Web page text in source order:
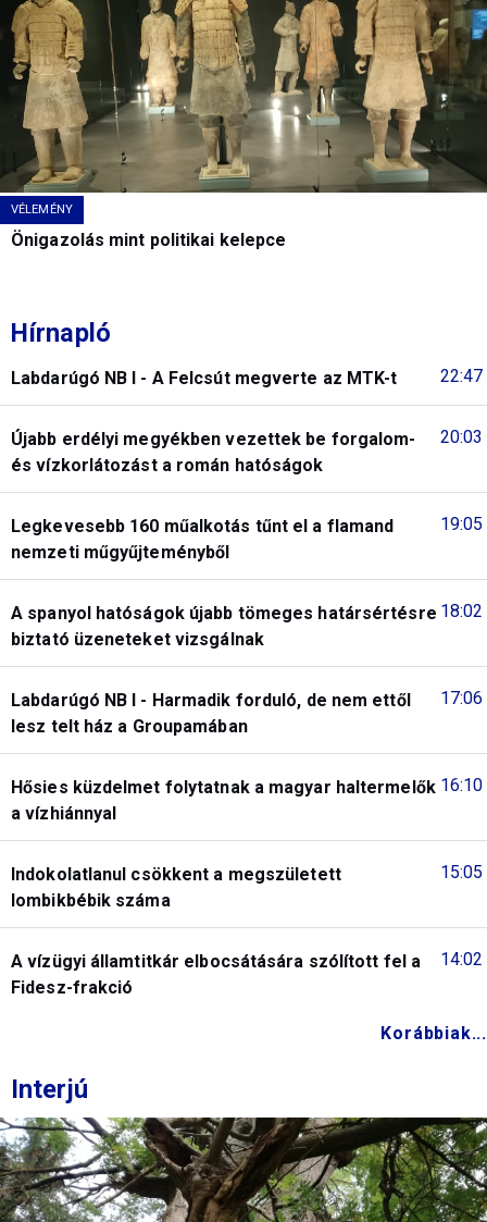
VÉLEMÉNY
Önigazolás mint politikai kelepce
Hírnapló
22:47
Labdarúgó NB I - A Felcsút megverte az MTK-t
20:03
Újabb erdélyi megyékben vezettek be forgalom-
és vízkorlátozást a román hatóságok
19:05
Legkevesebb 160 műalkotás tűnt el a flamand
nemzeti műgyűjteményből
18:02
A spanyol hatóságok újabb tömeges határsértésre
biztató üzeneteket vizsgálnak
17:06
Labdarúgó NB I - Harmadik forduló, de nem ettől
lesz telt ház a Groupamában
16:10
Hősies küzdelmet folytatnak a magyar haltermelők
a vízhiánnyal
15:05
Indokolatlanul csökkent a megszületett
lombikbébik száma
14:02
A vízügyi államtitkár elbocsátására szólított fel a
Fidesz-frakció
Korábbiak...
Interjú